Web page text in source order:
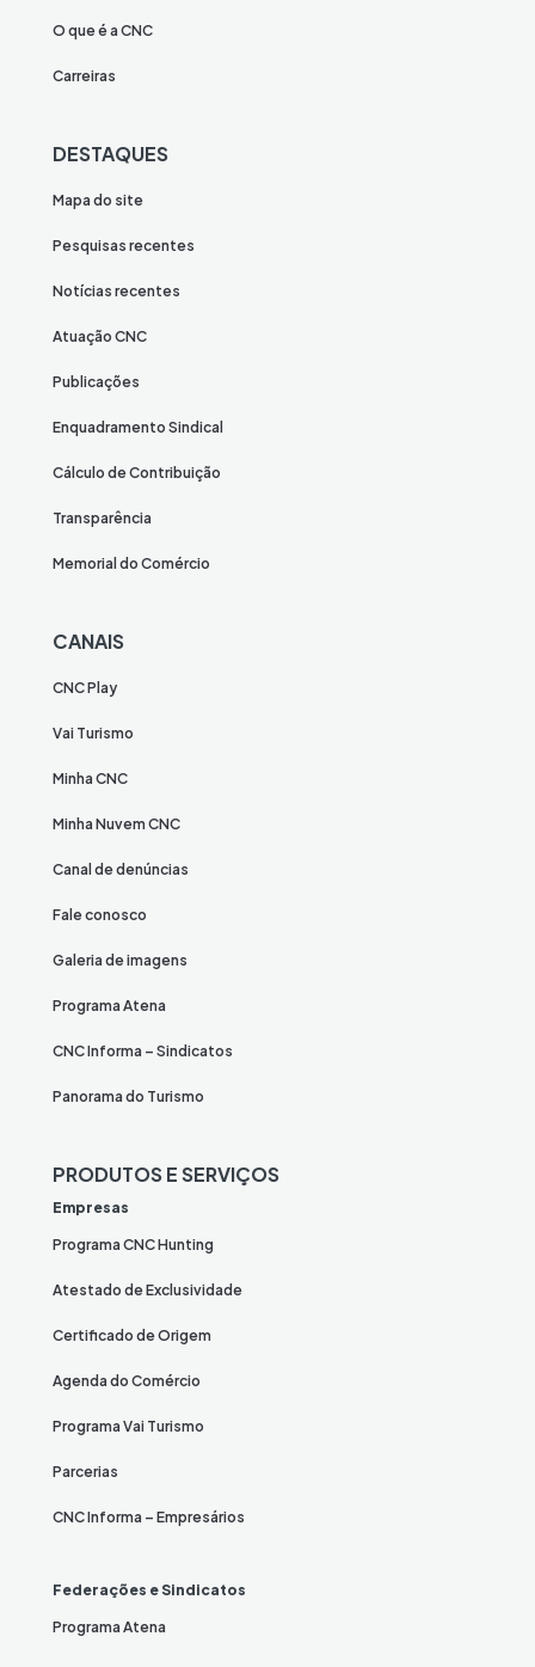
O que é a CNC
Carreiras
DESTAQUES
Mapa do site
Pesquisas recentes
Notícias recentes
Atuação CNC
Publicações
Enquadramento Sindical
Cálculo de Contribuição
Transparência
Memorial do Comércio
CANAIS
CNC Play
Vai Turismo
Minha CNC
Minha Nuvem CNC
Canal de denúncias
Fale conosco
Galeria de imagens
Programa Atena
CNC Informa – Sindicatos
Panorama do Turismo
PRODUTOS E SERVIÇOS
Empresas
Programa CNC Hunting
Atestado de Exclusividade
Certificado de Origem
Agenda do Comércio
Programa Vai Turismo
Parcerias
CNC Informa – Empresários
Federações e Sindicatos
Programa Atena